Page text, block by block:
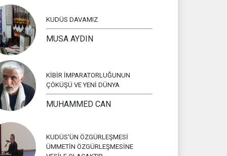
KUDÜS DAVAMIZ
MUSA AYDIN
KİBİR İMPARATORLUĞUNUN
ÇÖKÜŞÜ VE YENİ DÜNYA
MUHAMMED CAN
KUDÜS'ÜN ÖZGÜRLEŞMESİ
ÜMMETİN ÖZGÜRLEŞMESİNE